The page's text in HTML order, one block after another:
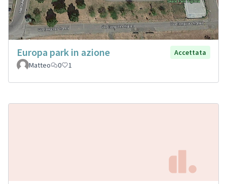
Europa park in azione
Accettata
Matteo
0 1